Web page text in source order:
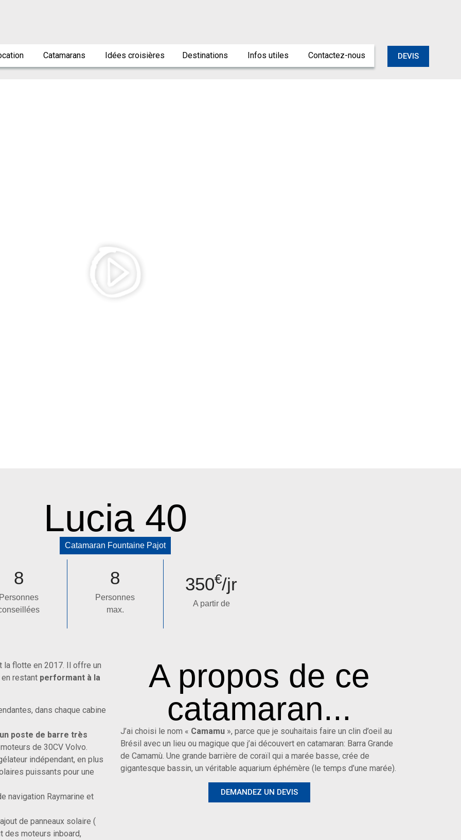
Catamarans Idées croisières Destinations Infos utiles Contactez-nous DEVIS
Lucia 40
Catamaran Fountaine Pajot
8 8
Personnes
max.
350€/jr
A partir de
la flotte en 2017. Il offre un
en restant performant à la
dans chaque cabine
poste de barre très
de 30CV Volvo.
indépendant, en plus
puissants pour une
navigation Raymarine et
de panneaux solaire (
des moteurs inboard,
A propos de ce
catamaran...
J’ai choisi le nom « Camamu », parce que je souhaitais faire un clin d’oeil au
Brésil avec un lieu ou magique que j’ai découvert en catamaran: Barra Grande
de Camamù. Une grande barrière de coraïl qui a marée basse, crée de
gigantesque bassin, un véritable aquarium éphémère (le temps d’une marée).
DEMANDEZ UN DEVIS